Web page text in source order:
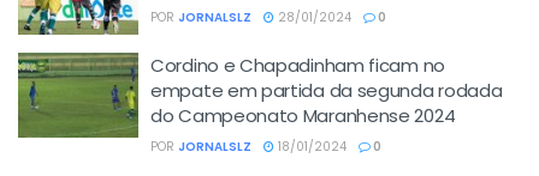
POR JORNALSLZ 28/01/2024 0
Cordino e Chapadinham ficam no
empate em partida da segunda rodada
do Campeonato Maranhense 2024
POR JORNALSLZ 18/01/2024 0